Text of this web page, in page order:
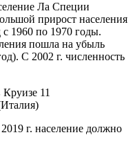
Ла Специи
прирост населения
1960 по 1970 годы.
пошла на убыль
С 2002 г. численность
г. население должно